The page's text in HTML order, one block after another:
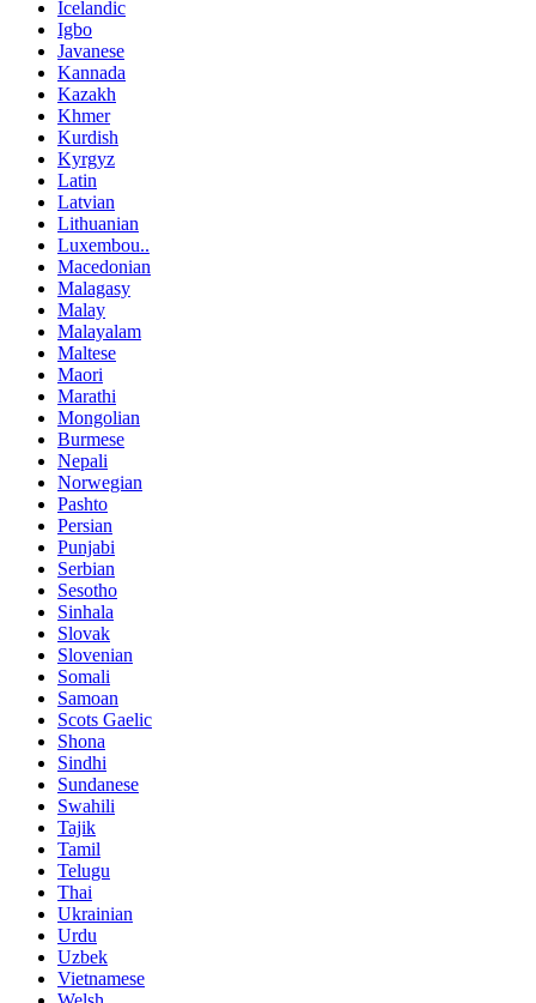
Icelandic
Igbo
Javanese
Kannada
Kazakh
Khmer
Kurdish
Kyrgyz
Latin
Latvian
Lithuanian
Luxembou..
Macedonian
Malagasy
Malay
Malayalam
Maltese
Maori
Marathi
Mongolian
Burmese
Nepali
Norwegian
Pashto
Persian
Punjabi
Serbian
Sesotho
Sinhala
Slovak
Slovenian
Somali
Samoan
Scots Gaelic
Shona
Sindhi
Sundanese
Swahili
Tajik
Tamil
Telugu
Thai
Ukrainian
Urdu
Uzbek
Vietnamese